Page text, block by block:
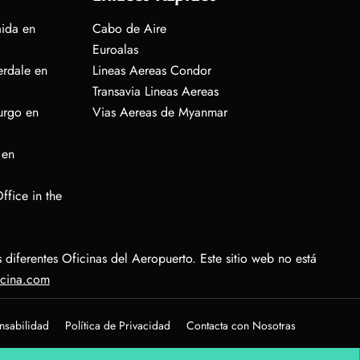
en
en
en
in the
Cabo de Aire
Euroalas
Lineas Aereas Condor
Transavia Lineas Aereas
Vias Aereas de Myanmar
Oficinas del Aeropuerto. Este sitio web no está
Política de Privacidad Contacta con Nosotras